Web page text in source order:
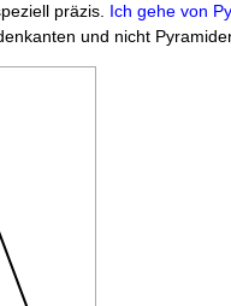
präzis. Ich gehe von
und nicht